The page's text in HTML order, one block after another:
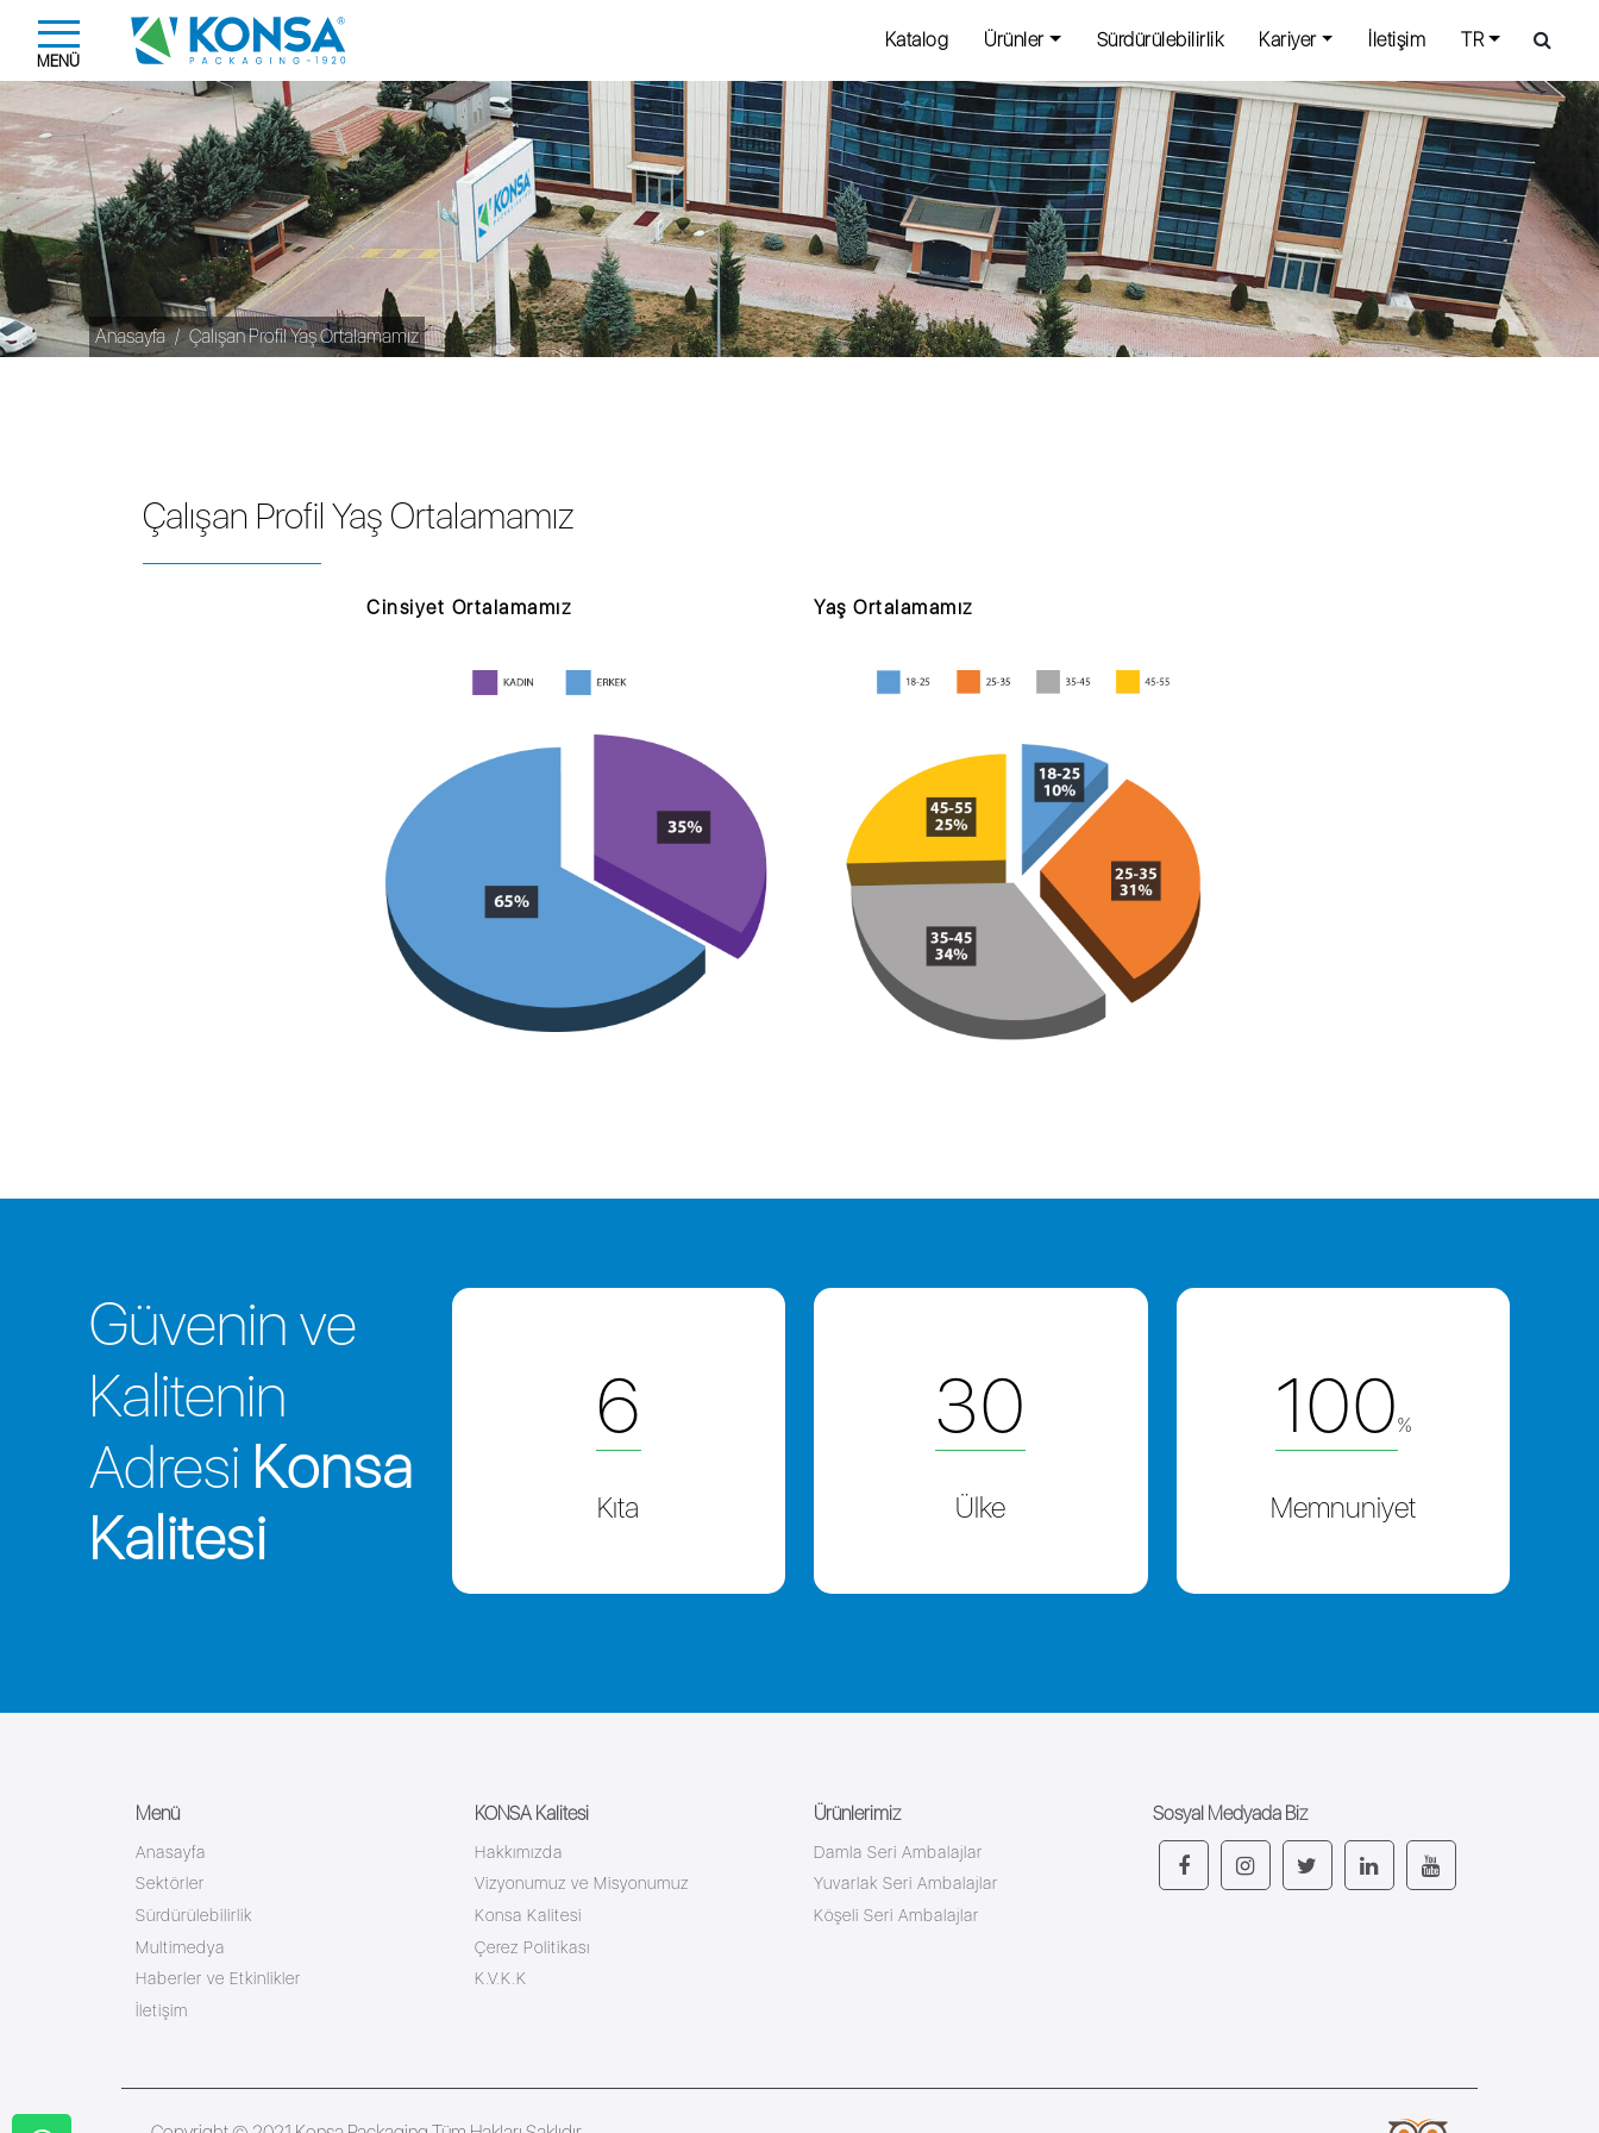
MENÜ
Katalog Ürünler Sürdürülebilirlik Kariyer İletişim TR
Anasayfa Çalışan Profil Yaş Ortalamamız
Çalışan Profil Yaş Ortalamamız
Cinsiyet Ortalamamız Yaş Ortalamamız
Güvenin ve
Kalitenin
Adresi Konsa
Kalitesi
6
Kıta
30
Ülke
100%
Memnuniyet
Menü
Anasayfa
Sektörler
Sürdürülebilirlik
Multimedya
Haberler ve Etkinlikler
İletişim
KONSA Kalitesi
Hakkımızda
Vizyonumuz ve Misyonumuz
Konsa Kalitesi
Çerez Politikası
K.V.K.K
Ürünlerimiz
Damla Seri Ambalajlar
Yuvarlak Seri Ambalajlar
Köşeli Seri Ambalajlar
Sosyal Medyada Biz